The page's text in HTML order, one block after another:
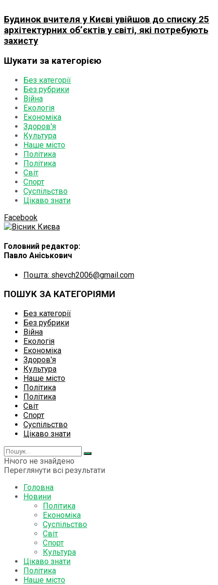
Будинок вчителя у Києві увійшов до списку 25
архітектурних об’єктів у світі, які потребують
захисту
Шукати за категорією
Без категорії
Без рубрики
Війна
Екологія
Економіка
Здоров'я
Культура
Наше місто
Політика
Політика
Світ
Спорт
Суспільство
Цікаво знати
Facebook
Головний редактор:
Павло Аніськович
Пошта: shevch2006@gmail.com
ПОШУК ЗА КАТЕГОРІЯМИ
Без категорії
Без рубрики
Війна
Екологія
Економіка
Здоров'я
Культура
Наше місто
Політика
Політика
Світ
Спорт
Суспільство
Цікаво знати
Нічого не знайдено
Переглянути всі результати
Головна
Новини
Політика
Економіка
Суспільство
Світ
Спорт
Культура
Цікаво знати
Політика
Наше місто